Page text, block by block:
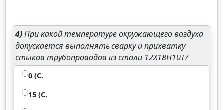
4)При какой температуре окружающего воздуха
допускается выполнять сварку и прихватку
стыков трубопроводов из стали 12Х18Н10Т?
0 (С.
15 (С.